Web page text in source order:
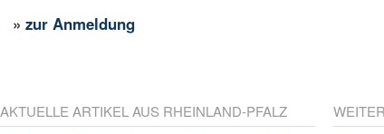
»zur Anmeldung
AKTUELLE ARTIKEL AUS RHEINLAND-PFALZ